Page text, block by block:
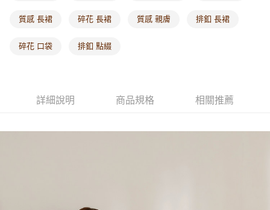
海外配送-港/澳/新/馬/泰國專屬 查看運費
海外配送-其他亞洲地區
質感 長裙 碎花 長裙 質感 親膚 排釦 長裙
碎花 口袋 排釦 點綴
詳細說明 商品規格 相關推薦